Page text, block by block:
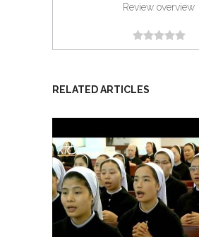
Review overview
RELATED ARTICLES